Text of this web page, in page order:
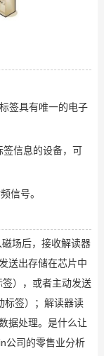
签具有唯一的电子
信息的设备，可
信号。
场后，接收解读器
送出存储在芯片中
），或者主动发送
标签）；解读器读
据处理。是什么让
公司的零售业分析